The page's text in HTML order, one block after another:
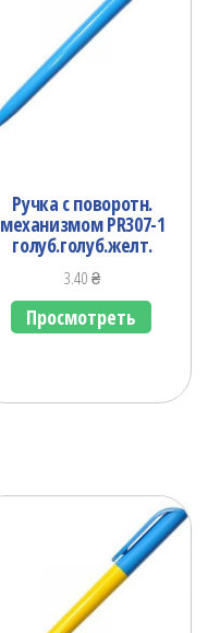
Ручка с поворотн.
механизмом PR307-1
голуб.голуб.желт.
3.40₴
Просмотреть